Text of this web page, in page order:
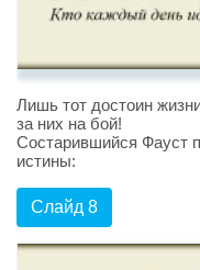
Лишь тот достоин
за них на бой!
Состарившийся Фауст
истины:
Слайд 8